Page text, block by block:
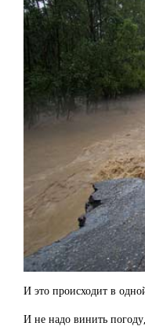
И это происходит в
И не надо винить